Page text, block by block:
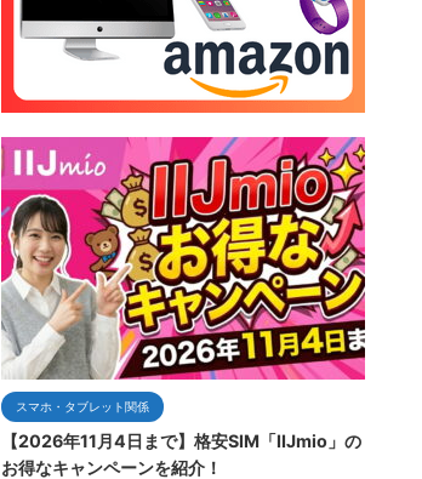
スマホ・タブレット関係
【2026年11月4日まで】格安SIM「IIJmio」の
お得なキャンペーンを紹介！